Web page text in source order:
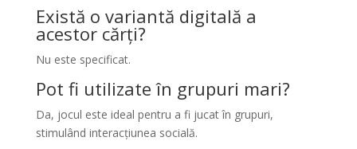
Există o variantă digitală a
acestor cărți?
Nu este specificat.
Pot fi utilizate în grupuri mari?
Da, jocul este ideal pentru a fi jucat în grupuri,
stimulând interacțiunea socială.